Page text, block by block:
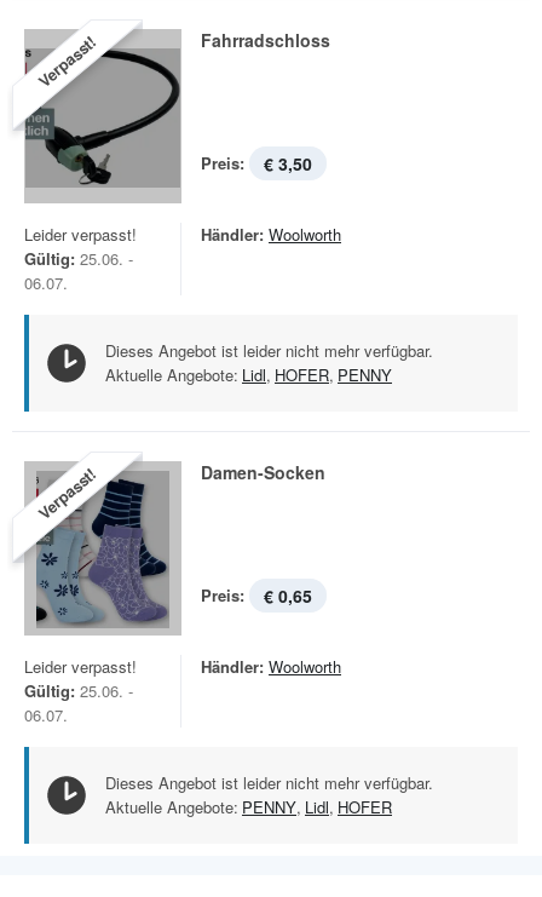
Verpasst! Fahrradschloss
Preis: € 3,50
Leider verpasst!
Gültig: 25.06. -
06.07.
Händler: Woolworth
Dieses Angebot ist leider nicht mehr verfügbar.
Aktuelle Angebote: Lidl, HOFER, PENNY
Verpasst! Damen-Socken
Preis: € 0,65
Leider verpasst!
Gültig: 25.06. -
06.07.
Händler: Woolworth
Dieses Angebot ist leider nicht mehr verfügbar.
Aktuelle Angebote: PENNY, Lidl, HOFER